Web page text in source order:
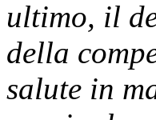
ultimo, il
della
salute in